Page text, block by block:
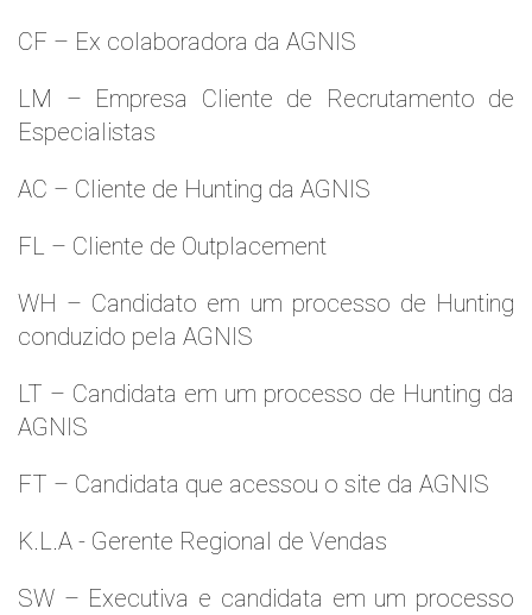
CF – Ex colaboradora da AGNIS
LM – Empresa Cliente de Recrutamento de
Especialistas
AC – Cliente de Hunting da AGNIS
FL – Cliente de Outplacement
WH – Candidato em um processo de Hunting
conduzido pela AGNIS
LT – Candidata em um processo de Hunting da
AGNIS
FT – Candidata que acessou o site da AGNIS
K.L.A - Gerente Regional de Vendas
SW – Executiva e candidata em um processo